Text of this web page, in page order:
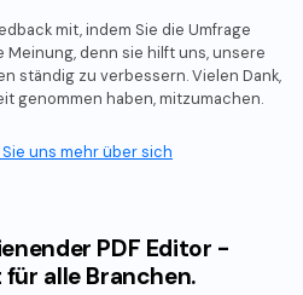
mit, indem Sie die Umfrage
Meinung, denn sie hilft uns, unsere
ständig zu verbessern.Vielen Dank,
genommen haben, mitzumachen.
uns mehr über sich
PDF Editor -
für alle Branchen.